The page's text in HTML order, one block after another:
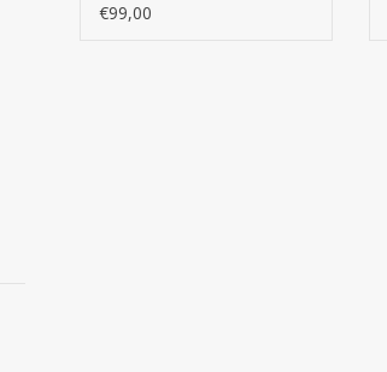
Duurzame zakelijke
€99,00